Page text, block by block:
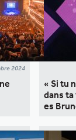
2024
« Si tu
dans ta
es